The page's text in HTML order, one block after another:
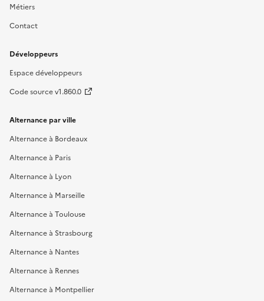
Métiers
Contact
Développeurs
Espace développeurs
Code source v1.860.0
Alternance par ville
Alternance à Bordeaux
Alternance à Paris
Alternance à Lyon
Alternance à Marseille
Alternance à Toulouse
Alternance à Strasbourg
Alternance à Nantes
Alternance à Rennes
Alternance à Montpellier